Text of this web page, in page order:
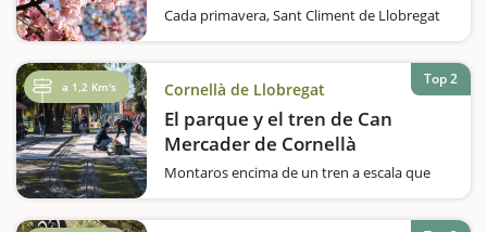
Cada primavera, Sant Climent de Llobregat
localidad, situada a tan sólo 20 minutos de
Barcelona, ofrece excuriones para pasear
entre los campos floridos…
a 1,2 Km's Cornellà de Llobregat
El parque y el tren de Can
Mercader de Cornellà
Montaros encima de un tren a escala que
Top 2